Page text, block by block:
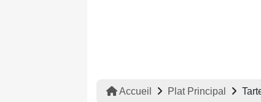
Accueil Plat Principal